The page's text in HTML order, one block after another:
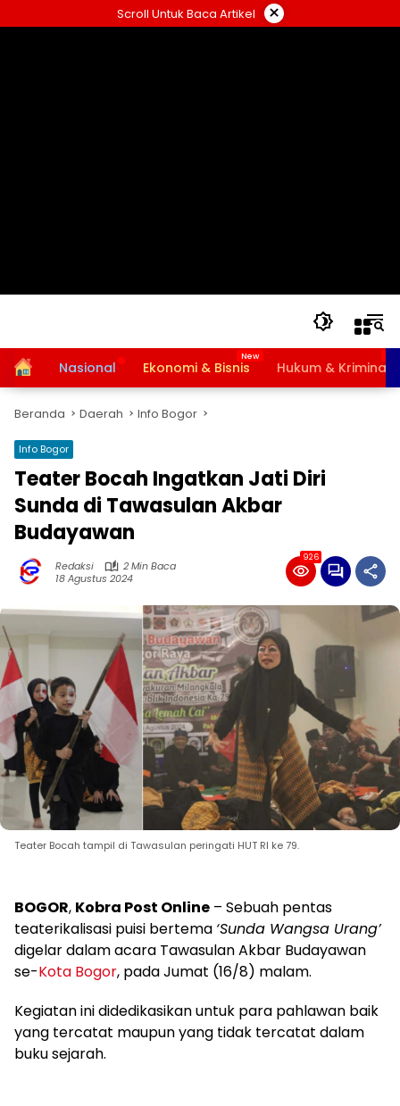
ke
Scroll Untuk Baca Artikel ×
HomeNasional Ekonomi & Bisnis Hukum & Kriminal
Beranda Daerah Info Bogor
Info Bogor
Teater Bocah Ingatkan Jati Diri
Sunda di Tawasulan Akbar
Budayawan
Redaksi
2 Min Baca
18 Agustus 2024
926
Teater Bocah tampil di Tawasulan peringati HUT RI ke 79.
BOGOR, Kobra Post Online – Sebuah pentas
teaterikalisasi puisi bertema ‘Sunda Wangsa Urang’
digelar dalam acara Tawasulan Akbar Budayawan
se-Kota Bogor, pada Jumat (16/8) malam.
Kegiatan ini didedikasikan untuk para pahlawan baik
yang tercatat maupun yang tidak tercatat dalam
buku sejarah.